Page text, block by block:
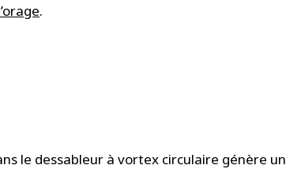
.
le dessableur à vortex circulaire génère un